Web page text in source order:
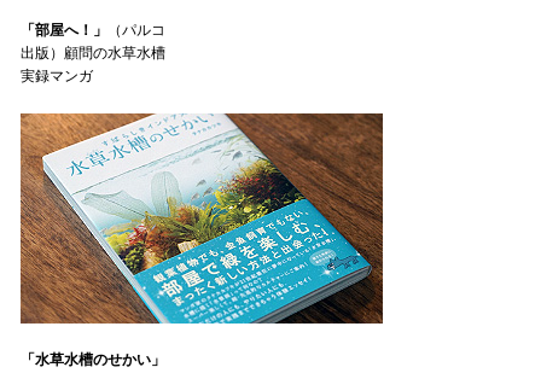
「部屋へ！」
（パルコ
出版）顧問の水草水槽
実録マンガ
「水草水槽のせかい」